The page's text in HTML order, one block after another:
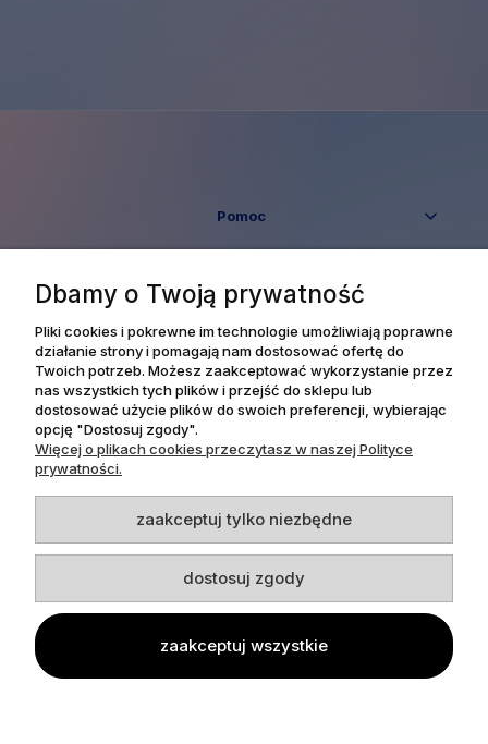
Pomoc
Informacje
Dpl Agency -Projekt i realizacja
Dbamy o Twoją prywatność
Pliki cookies i pokrewne im technologie umożliwiają poprawne
działanie strony i pomagają nam dostosować ofertę do
Twoich potrzeb. Możesz zaakceptować wykorzystanie przez
nas wszystkich tych plików i przejść do sklepu lub
dostosować użycie plików do swoich preferencji, wybierając
opcję "Dostosuj zgody".
Więcej o plikach cookies przeczytasz w naszej Polityce
prywatności.
zaakceptuj tylko niezbędne
dostosuj zgody
zaakceptuj wszystkie